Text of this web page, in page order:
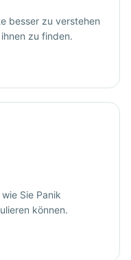
besser zu verstehen
zu finden.
Sie Panik
können.